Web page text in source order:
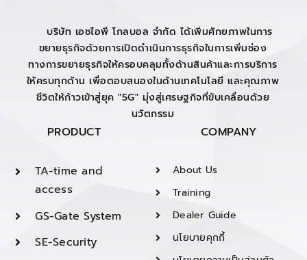
บริษัท เอชไอพี โกลบอล จำกัด ได้เพิ่มศักยภาพในการ
ขยายธุรกิจด้วยการเปิดดำเนินการธุรกิจในการเพิ่มช่อง
ทางการขยายธุรกิจให้ครอบคลุมทั้งด้านสินค้าและการบริการ
ให้ครบทุกด้าน เพื่อตอบสนองในด้านเทคโนโลยี และคุณภาพ
ชีวิตให้ก้าวเข้าสู่ยุค "5G" มุ่งสู่เศรษฐกิจที่ขับเคลื่อนด้วย
นวัตกรรม
PRODUCT
TA-time and
access
GS-Gate System
SE-Security
COMPANY
About Us
Training
Dealer Guide
นโยบายคุกกี้